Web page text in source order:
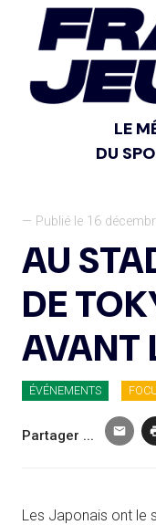
LE
DU
— Publié le 16
AU
DE
AVANT
ÉVÉNEMENTS
Partager ...
Les Japonais ont le